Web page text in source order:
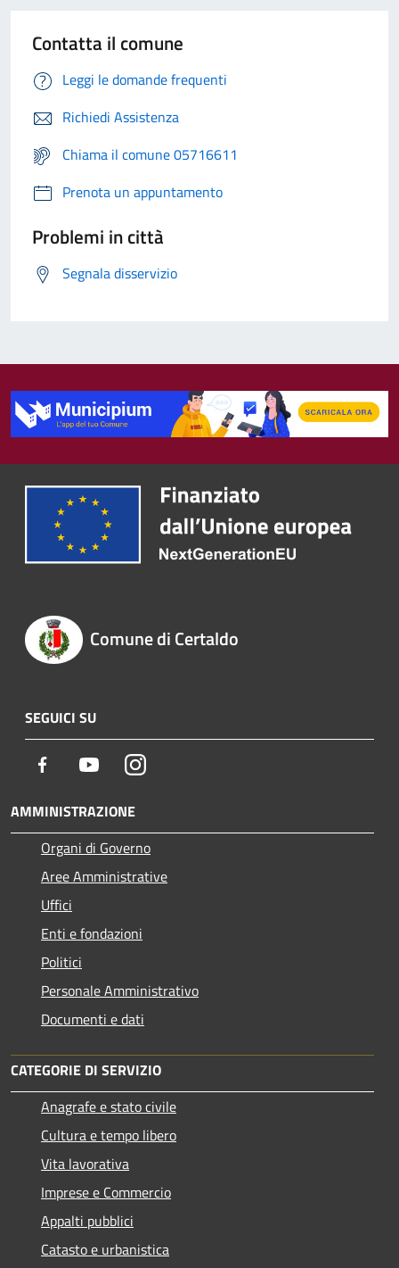
Contatta il comune
Leggi le domande frequenti
Richiedi Assistenza
Chiama il comune 05716611
Prenota un appuntamento
Problemi in città
Segnala disservizio
Comune di Certaldo
SEGUICI SU
Facebook YoutubeInstagram
AMMINISTRAZIONE
Organi di Governo
Aree Amministrative
Uffici
Enti e fondazioni
Politici
Personale Amministrativo
Documenti e dati
CATEGORIE DI SERVIZIO
Anagrafe e stato civile
Cultura e tempo libero
Vita lavorativa
Imprese e Commercio
Appalti pubblici
Catasto e urbanistica